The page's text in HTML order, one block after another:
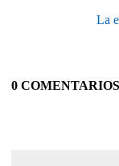
La
0 COMENTARIOS